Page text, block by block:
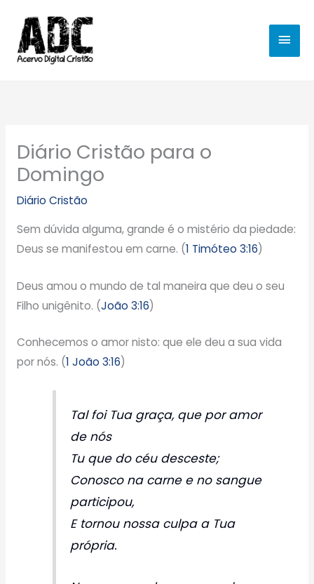
para
conteúdo
Diário Cristão para o
Domingo
Diário Cristão
Sem dúvida alguma, grande é o mistério da piedade:
Deus se manifestou em carne. (1 Timóteo 3:16)
Deus amou o mundo de tal maneira que deu o seu
Filho unigênito. (João 3:16)
Conhecemos o amor nisto: que ele deu a sua vida
por nós. (1 João 3:16)
Tal foi Tua graça, que por amor
de nós
Tu que do céu desceste;
Conosco na carne e no sangue
participou,
E tornou nossa culpa a Tua
própria.